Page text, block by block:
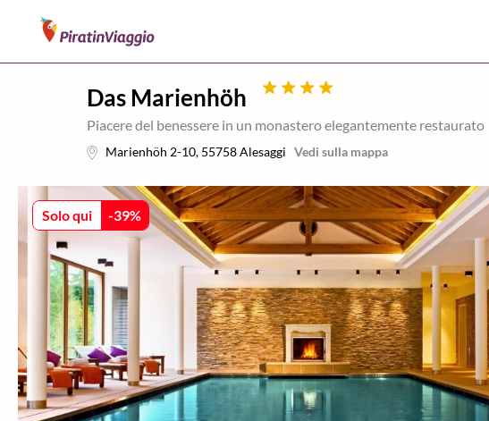
Das Marienhöh
Piacere del benessere in un monastero elegantemente restaurato
Marienhöh 2-10, 55758Alesaggi Vedi sulla mappa
Solo qui -39%